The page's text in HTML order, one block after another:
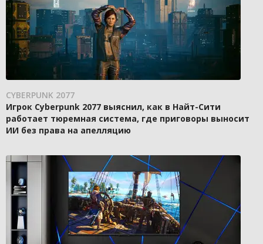
CYBERPUNK 2077
Игрок Cyberpunk 2077 выяснил, как в Найт-Сити
работает тюремная система, где приговоры выносит
ИИ без права на апелляцию